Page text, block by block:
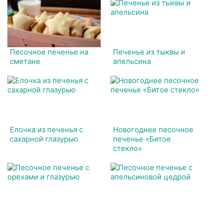
Песочное печенье на
сметане
Печенье из тыквы и
апельсина
Елочка из печенья с
сахарной глазурью
Новогоднее песочное
печенье «Битое
стекло»